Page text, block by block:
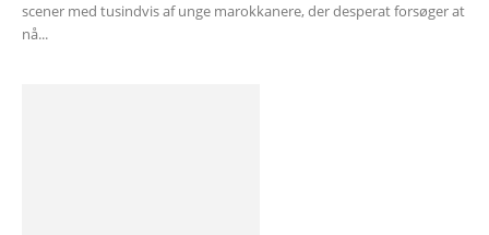
scener med tusindvis af unge marokkanere, der desperat forsøger at
nå...